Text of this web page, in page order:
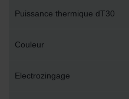
Puissance thermique dT30
Couleur
Electrozingage